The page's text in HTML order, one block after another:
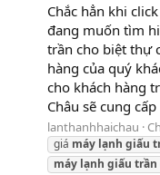
Chắc hẳn khi
đang muốn tìm
trần cho biệt thự
hàng của quý
cho khách hàng
Châu sẽ cung
lanthanhhaichau
giá máy lạnh giấu
máy lạnh giấu trần